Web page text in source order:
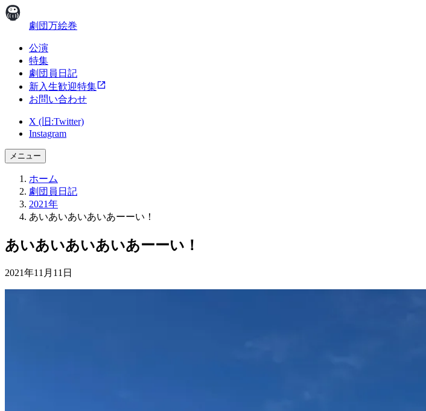
劇団万絵巻
公演
特集
劇団員日記
新入生歓迎特集
お問い合わせ
X (旧:Twitter)
Instagram
メニュー
ホーム
劇団員日記
2021年
あいあいあいあいあーーい！
あいあいあいあいあーーい！
2021年11月11日